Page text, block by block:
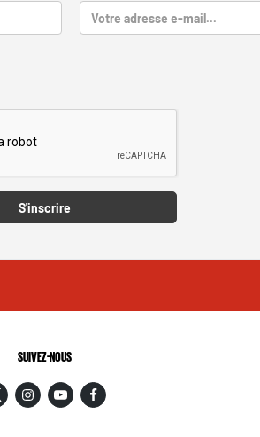
S'inscrire
SUIVEZ-NOUS